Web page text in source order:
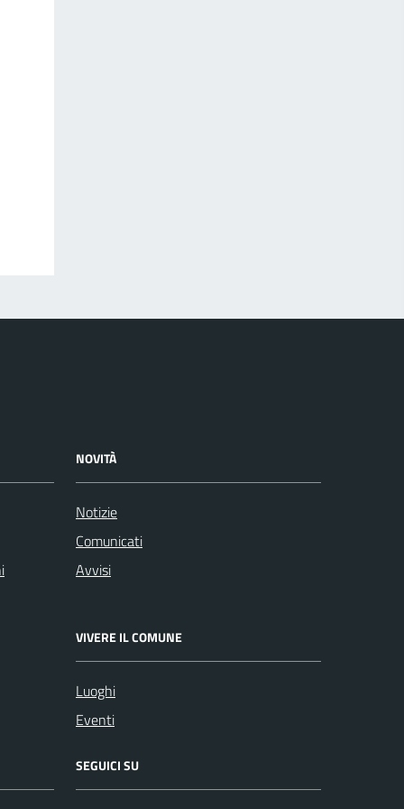
NOVITÀ
Notizie
Comunicati
Avvisi
VIVERE IL COMUNE
Luoghi
Eventi
SEGUICI SU